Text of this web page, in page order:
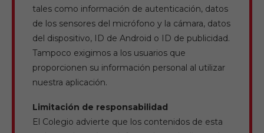
tales como información de autenticación, datos
de los sensores del micrófono y la cámara, datos
del dispositivo, ID de Android o ID de publicidad.
Tampoco exigimos a los usuarios que
proporcionen su información personal al utilizar
nuestra aplicación.
Limitación de responsabilidad
El Colegio advierte que los contenidos de esta